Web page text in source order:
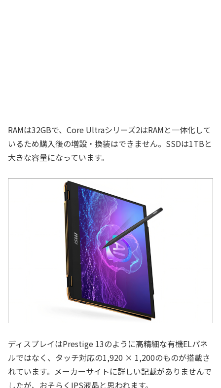
RAMは32GBで、Core Ultraシリーズ2はRAMと一体化して
いるため購入後の増設・換装はできません。SSDは1TBと
大きな容量になっています。
ディスプレイはPrestige 13のように高精細な有機ELパネ
ルではなく、タッチ対応の1,920 × 1,200のものが搭載さ
れています。メーカーサイトに詳しい記載がありませんで
したが、おそらくIPS液晶と思われます。